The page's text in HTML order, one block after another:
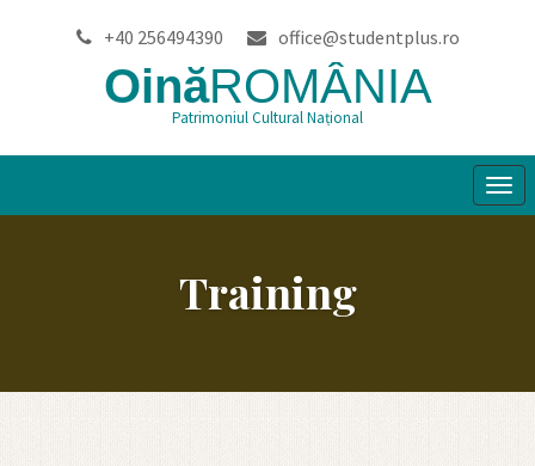
+40 256494390 office@studentplus.ro
OinăROMÂNIA
Patrimoniul Cultural Național
Training